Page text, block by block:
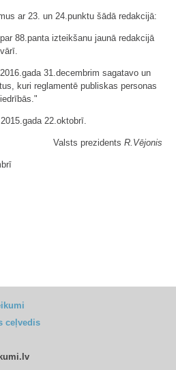
ar 23. un 24.punktu šādā redakcijā:
88.panta izteikšanu jaunā redakcijā
31.decembrim sagatavo un
kuri reglamentē publiskas personas
22.oktobrī.
Valsts prezidents R.Vējonis
ceļvedis